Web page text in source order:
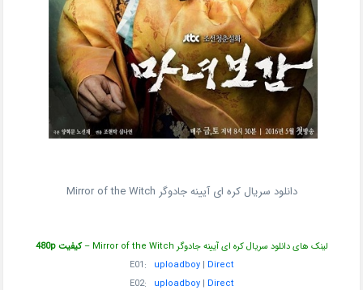
دانلود سریال کره ای آیینه جادوگر Mirror of the Witch
لینک های دانلود سریال کره ای آیینه جادوگر Mirror of the Witch –
کیفیت 480p
E01: uploadboy| Direct
E02: uploadboy| Direct